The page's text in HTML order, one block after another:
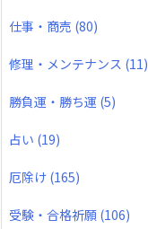
仕事・商売 (80)
修理・メンテナンス (11)
勝負運・勝ち運 (5)
占い (19)
厄除け (165)
受験・合格祈願 (106)